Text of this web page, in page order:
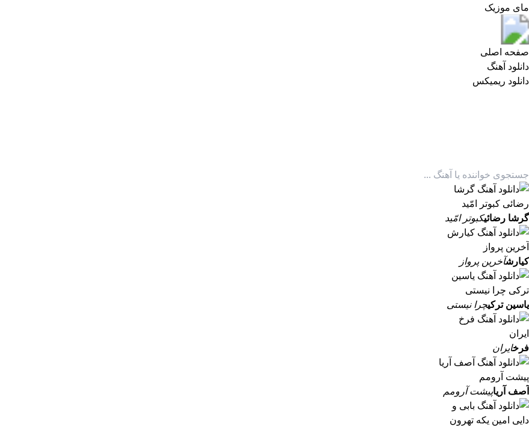
مای موزیک
صفحه اصلی
دانلود آهنگ
دانلود ریمیکس
گرشا رضائیکبوتر امّید
کیارشآخرین پرواز
یاسین ترکیچرا نیستی
فرخایران
آصف آریاپیشت آرومم